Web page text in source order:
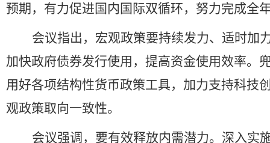
预期，有力促进国内国际双循环，努力完成全
会议指出，宏观政策要持续发力、适时加
加快政府债券发行使用，提高资金使用效率。
用好各项结构性货币政策工具，加力支持科技
观政策取向一致性。
会议强调，要有效释放内需潜力。深入实